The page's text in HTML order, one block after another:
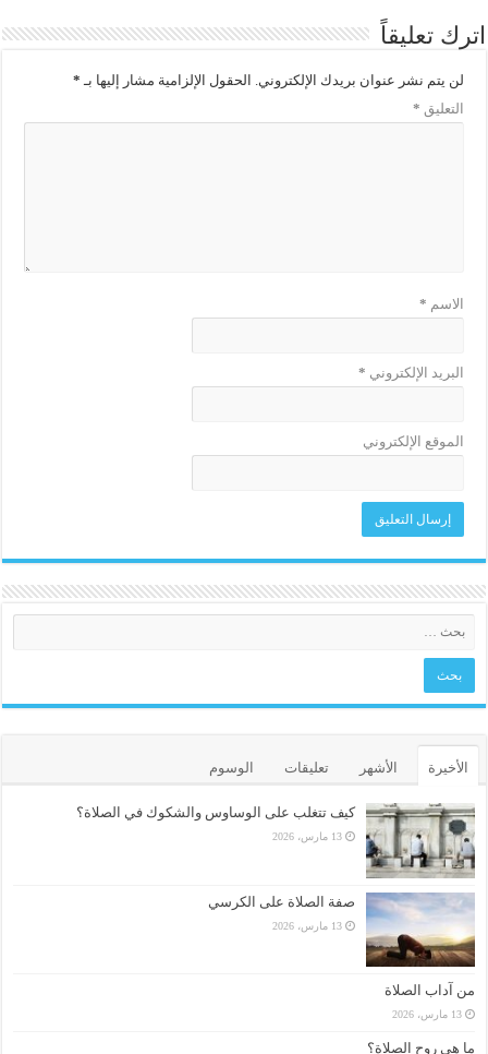
اترك تعليقاً
لن يتم نشر عنوان بريدك الإلكتروني. الحقول الإلزامية مشار إليها بـ *
التعليق *
الاسم *
البريد الإلكتروني *
الموقع الإلكتروني
الأخيرة الأشهر تعليقات الوسوم
كيف تتغلب على الوساوس والشكوك في الصلاة؟
13 مارس، 2026
صفة الصلاة على الكرسي
13 مارس، 2026
من آداب الصلاة
13 مارس، 2026
ما هي روح الصلاة؟